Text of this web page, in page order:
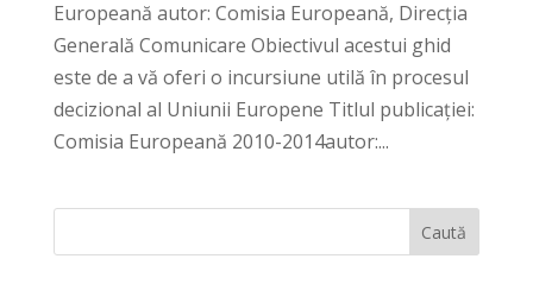
Europeană autor: Comisia Europeană, Direcția
Generală Comunicare Obiectivul acestui ghid
este de a vă oferi o incursiune utilă în procesul
decizional al Uniunii Europene Titlul publicației:
Comisia Europeană 2010-2014autor:...
Caută